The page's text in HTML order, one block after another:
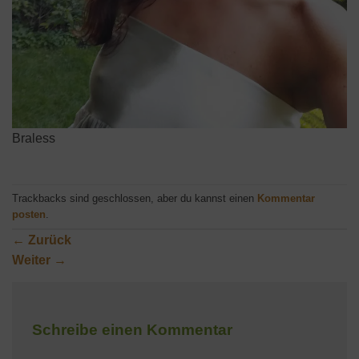
Braless
Trackbacks sind geschlossen, aber du kannst einen Kommentar
posten
← Zurück
Weiter →
Schreibe einen Kommentar